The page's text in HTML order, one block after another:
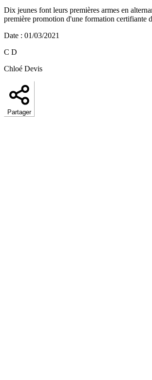
Dix jeunes font leurs premières armes en
première promotion d'une formation certifiante
Date : 01/03/2021
C D
Chloé Devis
Partager